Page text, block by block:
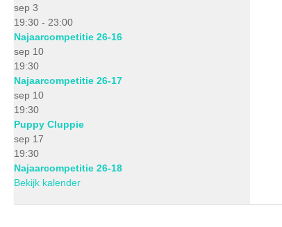
sep 3
19:30 - 23:00
Najaarcompetitie 26-16
sep 10
19:30
Najaarcompetitie 26-17
sep 10
19:30
Puppy Cluppie
sep 17
19:30
Najaarcompetitie 26-18
Bekijk kalender